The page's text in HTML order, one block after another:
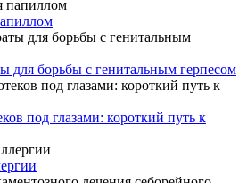
для борьбы с генитальным герпесом
под глазами: короткий путь к